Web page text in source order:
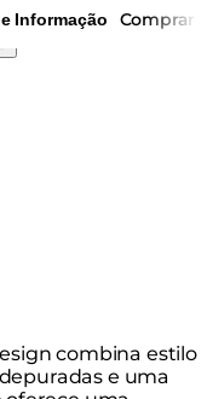
Informação Comprar
combina estilo
e uma